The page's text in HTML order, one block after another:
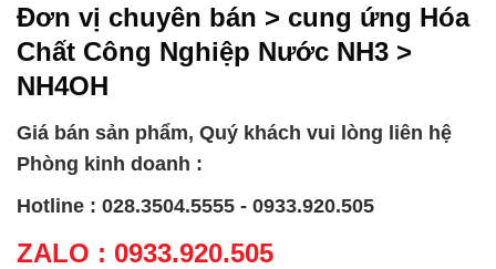
Đơn vị chuyên bán > cung ứng Hóa
Chất Công Nghiệp Nước NH3 >
NH4OH
Giá bán sản phẩm, Quý khách vui lòng liên hệ
Phòng kinh doanh :
Hotline : 028.3504.5555 - 0933.920.505
ZALO : 0933.920.505